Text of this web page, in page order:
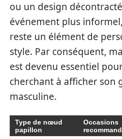
ou un design
événement plus
reste un élément de
style. Par conséquent,
est devenu essentiel
cherchant à afficher son
masculine.
Type de nœud
papillon
Occasions